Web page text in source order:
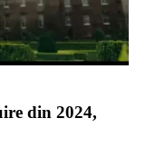
din 2024,